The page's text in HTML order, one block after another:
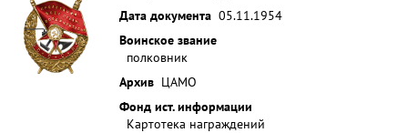
Дата документа 05.11.1954
Воинское звание
полковник
Архив ЦАМО
Фонд ист. информации
Картотека награждений